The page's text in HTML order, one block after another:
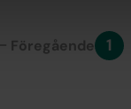
Föregående 1